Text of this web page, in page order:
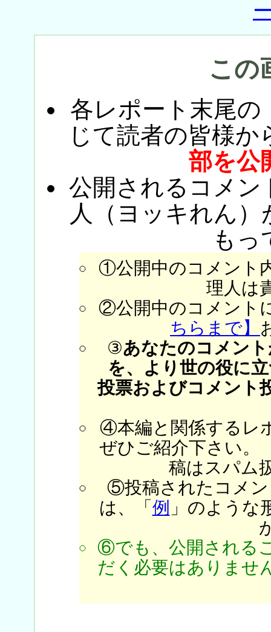
この
各レポート末尾の
じて読者の皆様か
部を公
公開されるコメン
人（ヨッキれん
もっ
①公開中のコメント
理人は
②公開中のコメント
ちらまで】
③あなたのコメン
を、より世の役に
投票およびコメント
④本編と関係するレ
ぜひご紹介下さい。
稿はスパム
⑤投稿されたコメン
は、「 例 」のような
⑥でも、公開される
だく必要はありませ